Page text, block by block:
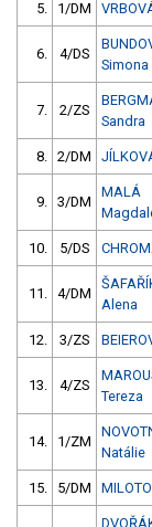
5. 1/DM
6. 4/DS
Simona
7. 2/ZS
Sandra
8. 2/DM
9. 3/DM
MALÁ
10. 5/DS
11. 4/DM
Alena
12. 3/ZS
13. 4/ZS
Tereza
14. 1/ZM
Natálie
15. 5/DM